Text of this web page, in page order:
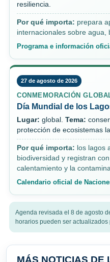
resiliencia.
Por qué importa: prepara
internacionales sobre agua,
Programa e información
27 de agosto de 2026
CONMEMORACIÓN
Día Mundial de los
Lugar: global. Tema:
protección de ecosistemas
Por qué importa: los lagos
biodiversidad y registran
calentamiento y la
Calendario oficial de
Agenda revisada el 8 de agosto
horarios pueden ser